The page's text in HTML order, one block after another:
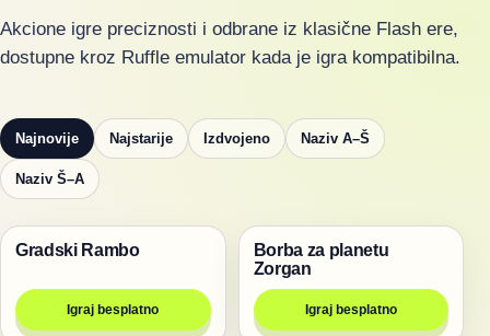
Akcione igre preciznosti i odbrane iz klasične Flash ere,
dostupne kroz Ruffle emulator kada je igra kompatibilna.
Najnovije Najstarije Izdvojeno Naziv A–Š
Naziv Š–A
Pucanje
Gradski Rambo
Igraj besplatno
Pucanje
Borba za planetu
Zorgan
Igraj besplatno